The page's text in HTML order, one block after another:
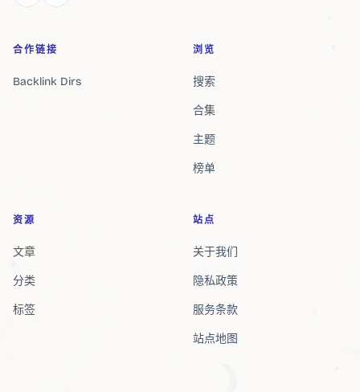
合作链接
Backlink Dirs
浏览
搜索
合集
主题
榜单
资源
文章
分类
标签
站点
关于我们
隐私政策
服务条款
站点地图